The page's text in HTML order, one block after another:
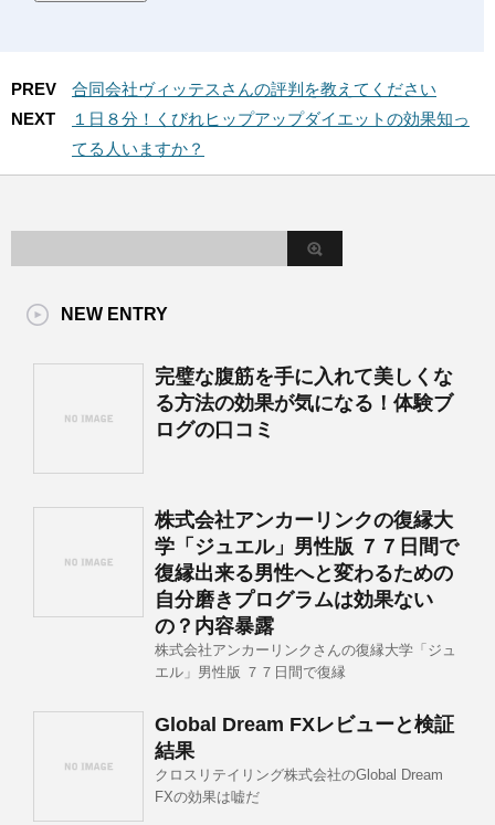
PREV
合同会社ヴィッテスさんの評判を教えてください
NEXT
１日８分！くびれヒップアップダイエットの効果知っ
てる人いますか？
NEW ENTRY
完璧な腹筋を手に入れて美しくな
る方法の効果が気になる！体験ブ
ログの口コミ
株式会社アンカーリンクの復縁大
学「ジュエル」男性版 ７７日間で
復縁出来る男性へと変わるための
自分磨きプログラムは効果ない
の？内容暴露
株式会社アンカーリンクさんの復縁大学「ジュ
エル」男性版 ７７日間で復縁
Global Dream FXレビューと検証
結果
クロスリテイリング株式会社のGlobal Dream
FXの効果は嘘だ